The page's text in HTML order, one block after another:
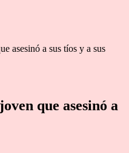
asesinó a sus tíos y a sus
que asesinó a